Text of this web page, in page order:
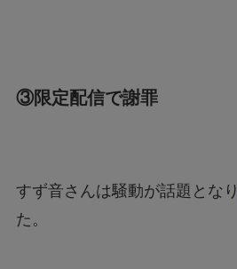
③限定配信で謝罪
すず音さんは騒動が話題となり
た。